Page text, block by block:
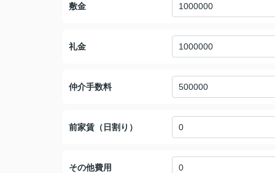
敷金
礼金
仲介手数料
前家賃（日割り）
その他費用